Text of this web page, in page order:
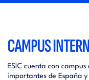
CAMPUS
ESIC cuenta con
importantes de España